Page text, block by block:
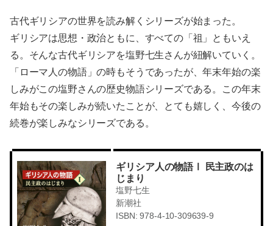
古代ギリシアの世界を読み解くシリーズが始まった。
ギリシアは思想・政治ともに、すべての「祖」ともいえ
る。そんな古代ギリシアを塩野七生さんが紐解いていく。
「ローマ人の物語」の時もそうであったが、年末年始の楽
しみがこの塩野さんの歴史物語シリーズである。この年末
年始もその楽しみが続いたことが、とても嬉しく、今後の
続巻が楽しみなシリーズである。
ギリシア人の物語Ⅰ 民主政のは
じまり
塩野七生
新潮社
ISBN: 978-4-10-309639-9